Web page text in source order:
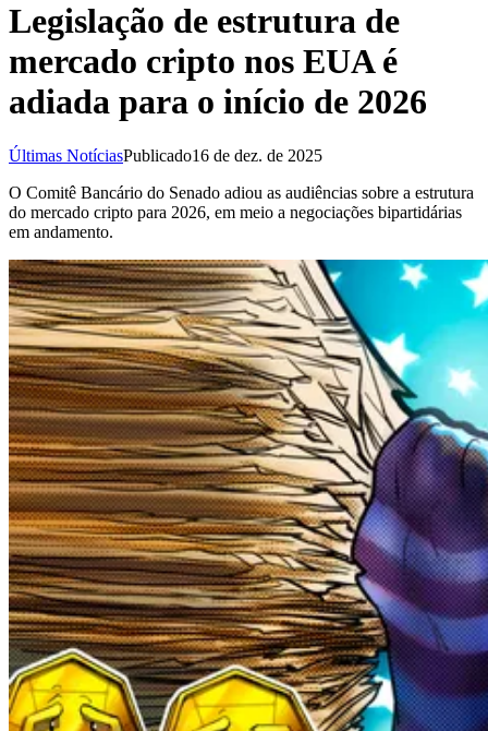
Legislação de estrutura de
mercado cripto nos EUA é
adiada para o início de 2026
Últimas NotíciasPublicado16 de dez. de 2025
O Comitê Bancário do Senado adiou as audiências sobre a estrutura
do mercado cripto para 2026, em meio a negociações bipartidárias
em andamento.